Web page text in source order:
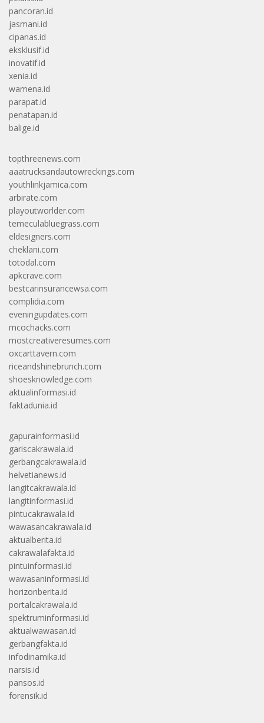
pancoran.id
jasmani.id
cipanas.id
eksklusif.id
inovatif.id
xenia.id
wamena.id
parapat.id
penatapan.id
balige.id
topthreenews.com
aaatrucksandautowreckings.com
youthlinkjamica.com
arbirate.com
playoutworlder.com
temeculabluegrass.com
eldesigners.com
cheklani.com
totodal.com
apkcrave.com
bestcarinsurancewsa.com
complidia.com
eveningupdates.com
mcochacks.com
mostcreativeresumes.com
oxcarttavern.com
riceandshinebrunch.com
shoesknowledge.com
aktualinformasi.id
faktadunia.id
gapurainformasi.id
gariscakrawala.id
gerbangcakrawala.id
helvetianews.id
langitcakrawala.id
langitinformasi.id
pintucakrawala.id
wawasancakrawala.id
aktualberita.id
cakrawalafakta.id
pintuinformasi.id
wawasaninformasi.id
horizonberita.id
portalcakrawala.id
spektruminformasi.id
aktualwawasan.id
gerbangfakta.id
infodinamika.id
narsis.id
pansos.id
forensik.id